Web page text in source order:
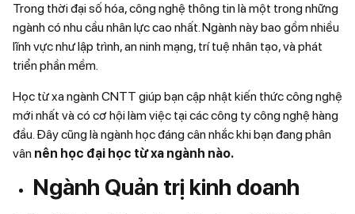
Trong thời đại số hóa, công nghệ thông tin là một trong những
ngành có nhu cầu nhân lực cao nhất. Ngành này bao gồm nhiều
lĩnh vực như lập trình, an ninh mạng, trí tuệ nhân tạo, và phát
triển phần mềm.
Học từ xa ngành CNTT giúp bạn cập nhật kiến thức công nghệ
mới nhất và có cơ hội làm việc tại các công ty công nghệ hàng
đầu. Đây cũng là ngành học đáng cân nhắc khi bạn đang phân
vân nên học đại học từ xa ngành nào.
Ngành Quản trị kinh doanh